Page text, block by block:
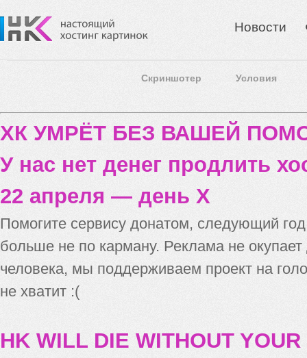
Новости
Скриншотер Условия
ХК УМРЁТ БЕЗ ВАШЕЙ
У нас нет денег продлить
22 апреля — день X
Помогите сервису донатом, следующий
больше не по карману. Реклама не
человека, мы поддерживаем проект на
не хватит :(
HK WILL DIE WITHOUT